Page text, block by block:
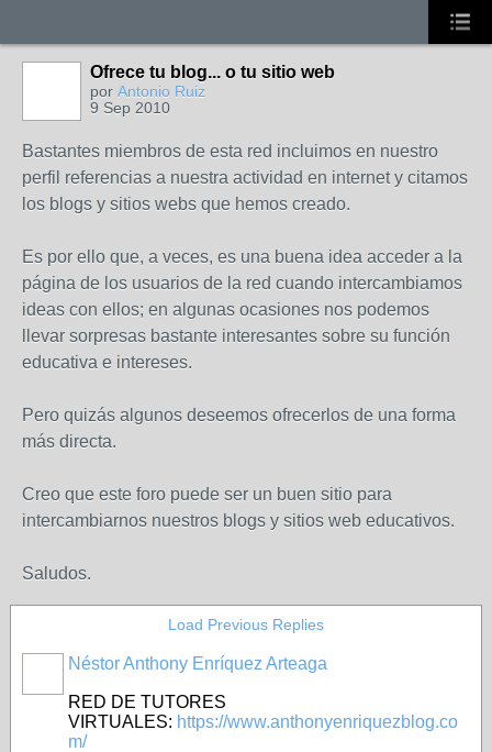
Ofrece tu blog... o tu sitio web
por Antonio Ruiz
9 Sep 2010
Bastantes miembros de esta red incluimos en nuestro
perfil referencias a nuestra actividad en internet y citamos
los blogs y sitios webs que hemos creado.
Es por ello que, a veces, es una buena idea acceder a la
página de los usuarios de la red cuando intercambiamos
ideas con ellos; en algunas ocasiones nos podemos
llevar sorpresas bastante interesantes sobre su función
educativa e intereses.
Pero quizás algunos deseemos ofrecerlos de una forma
más directa.
Creo que este foro puede ser un buen sitio para
intercambiarnos nuestros blogs y sitios web educativos.
Saludos.
Load Previous Replies
Néstor Anthony Enríquez Arteaga
RED DE TUTORES
VIRTUALES: https://www.anthonyenriquezblog.co
m/